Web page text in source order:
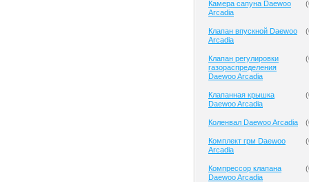
Камера сапуна Daewoo
Arcadia
(
Клапан впускной Daewoo
Arcadia
(
Клапан регулировки
газораспределения
Daewoo Arcadia
(
Клапанная крышка
Daewoo Arcadia
(
Коленвал Daewoo Arcadia (
Комплект грм Daewoo
Arcadia
(
Компрессор клапана
Daewoo Arcadia
(